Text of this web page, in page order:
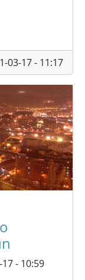
03-17 - 11:17
- 10:59